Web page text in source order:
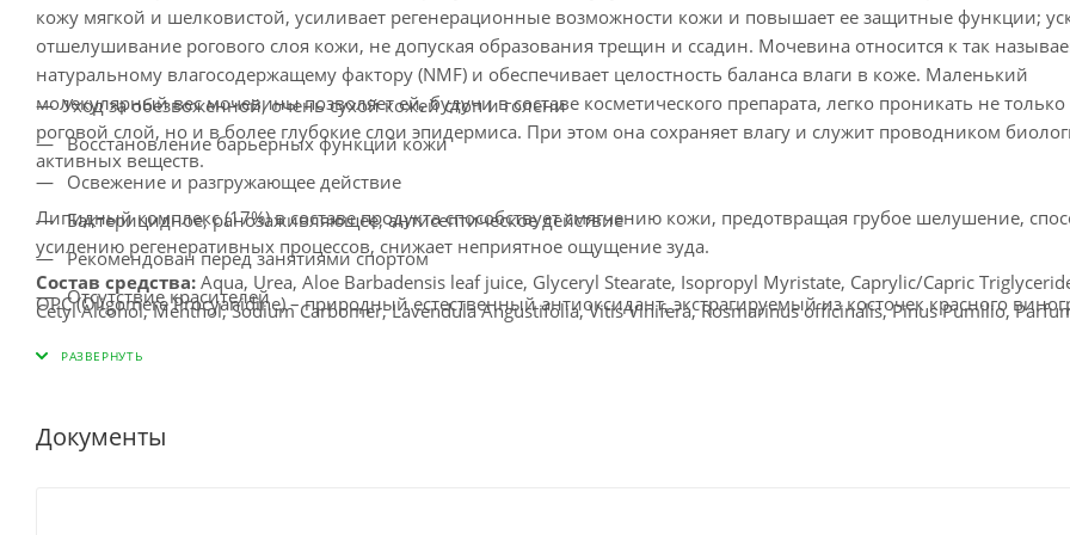
кожу мягкой и шелковистой, усиливает регенерационные возможности кожи и повышает ее защитные функции;
отшелушивание рогового слоя кожи, не допуская образования трещин и ссадин. Мочевина относится к так
натуральному влагосодержащему фактору (NMF) и обеспечивает целостность баланса влаги в коже. Маленький
молекулярный вес мочевины позволяет ей, будучи в составе косметического препарата, легко проникать не только
роговой слой, но и в более глубокие слои эпидермиса. При этом она сохраняет влагу и служит проводником
активных веществ.
Липидный комплекс (17%) в составе продукта способствует смягчению кожи, предотвращая грубое шелушение,
усилению регенеративных процессов, снижает неприятное ощущение зуда.
OPC (Oligomere Procyanidine) – природный естественный антиоксидант, экстрагируемый из косточек красного
при наличии, тяжести в ногах, в случае варикозного расширения. Рекомендовать очень при спортивных действиях.
Уход за обезвоженной, очень сухой кожей стоп и голени
Восстановление барьерных функций кожи
Освежение и разгружающее действие
Бактерицидное, ранозаживляющее, антисептическое действие
Рекомендован перед занятиями спортом
Отсутствие красителей
Состав средства: Aqua, Urea, Aloe Barbadensis leaf juice, Glyceryl Stearate, Isopropyl Myristate, Caprylic/Capric
Cetyl Alcohol, Menthol, Sodium Carbomer, Lavendula Angustifolia, Vitis Vinifera, Rosmarinus officinalis, Pinus Pumilio,
Benzyl Salicylate, Geraniol
Применение:
можно повторять ежедневно.
Документы